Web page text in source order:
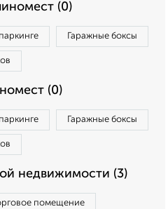
(0)
Гаражные боксы
(0)
Гаражные боксы
недвижимости (3)
помещение